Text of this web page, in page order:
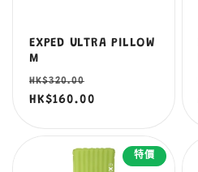
EXPED ULTRA PILLOW
M
定
價
HK$320.00
價
HK$160.00
特價